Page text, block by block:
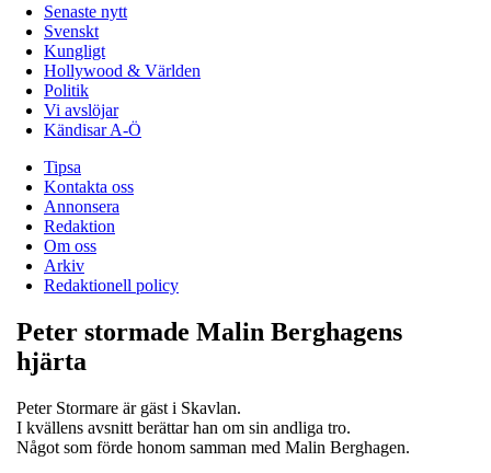
Senaste nytt
Svenskt
Kungligt
Hollywood & Världen
Politik
Vi avslöjar
Kändisar A-Ö
Tipsa
Kontakta oss
Annonsera
Redaktion
Om oss
Arkiv
Redaktionell policy
Peter stormade Malin Berghagens
hjärta
Peter Stormare är gäst i Skavlan.
I kvällens avsnitt berättar han om sin andliga tro.
Något som förde honom samman med Malin Berghagen.